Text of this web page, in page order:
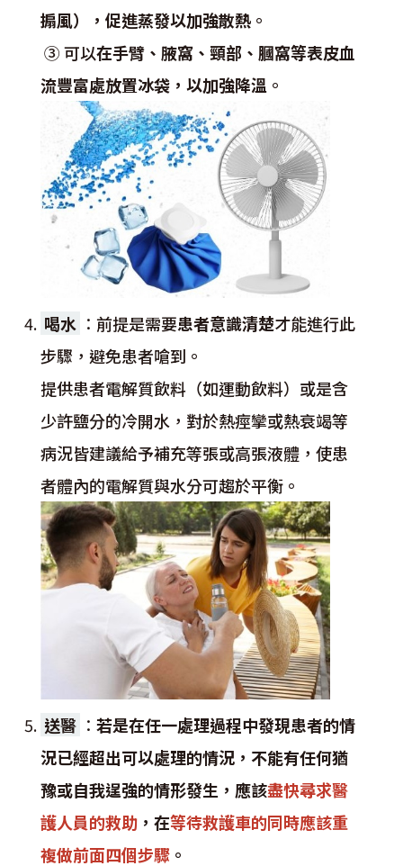
搧風），促進蒸發以加強散熱 。
③ 可以在手臂、腋窩、頸部、膕窩等表皮血
流豐富處放置冰袋，以加強降溫 。
喝水 ： 前提是需要患者意識清楚才能進行此
步驟，避免患者嗆到。
提供患者電解質飲料（如運動飲料）或是含
少許鹽分的冷開水，對於熱痙攣或熱衰竭等
病況皆建議給予補充等張或高張液體，使患
者體內的電解質與水分可趨於平衡。
送醫 ： 若是在任一處理過程中發現患者的情
況已經超出可以處理的情況，不能有任何猶
豫或自我逞強的情形發生，應該盡快尋求醫
護人員的救助 ，在等待救護車的同時應該重
複做前面四個步驟 。